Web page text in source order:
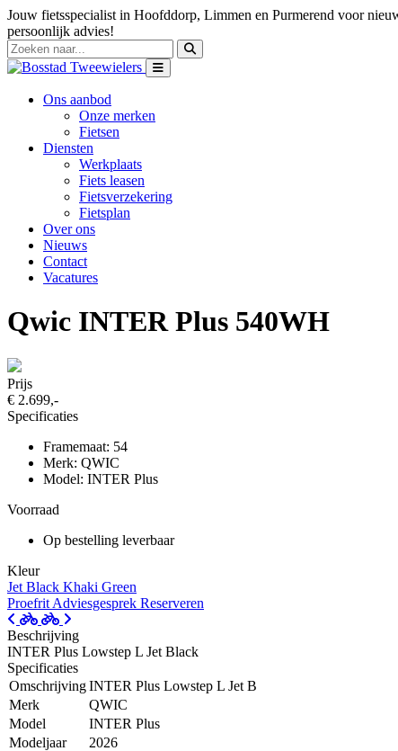
Jouw fietsspecialist in Hoofddorp, Limmen en Purmerend voor
persoonlijk advies!
Ons aanbod
Onze merken
Fietsen
Diensten
Werkplaats
Fiets leasen
Fietsverzekering
Fietsplan
Over ons
Nieuws
Contact
Vacatures
Qwic INTER Plus 540WH
Prijs
€ 2.699,-
Specificaties
Framemaat: 54
Merk: QWIC
Model: INTER Plus
Voorraad
Op bestelling leverbaar
Kleur
Jet Black Khaki Green
Proefrit Adviesgesprek Reserveren
Beschrijving
INTER Plus Lowstep L Jet Black
Specificaties
OmschrijvingINTER Plus Lowstep L Jet B
Merk
QWIC
Model
INTER Plus
Modeljaar
2026